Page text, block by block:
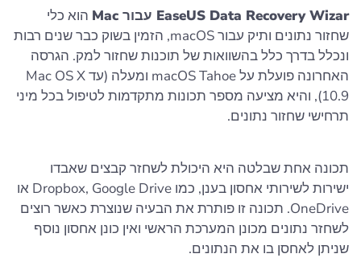
EaseUS Data Recovery Wizar עבור Mac
הוא כלי
שחזור נתונים ותיק עבור macOS, הזמין בשוק כבר שנים רבות
ונכלל בדרך כלל בהשוואות של תוכנות שחזור למק. הגרסה
האחרונה פועלת על macOS Tahoe ומעלה (עד Mac OS X
10.9), והיא מציעה מספר תכונות מתקדמות לטיפול בכל מיני
תרחישי שחזור נתונים.
תכונה אחת שבלטה היא היכולת לשחזר קבצים שאבדו
ישירות לשירותי אחסון בענן, כמו Dropbox, Google Drive או
OneDrive. תכונה זו פותרת את הבעיה שנוצרת כאשר רוצים
לשחזר נתונים מכונן המערכת הראשי ואין כונן אחסון נוסף
שניתן לאחסן בו את הנתונים.